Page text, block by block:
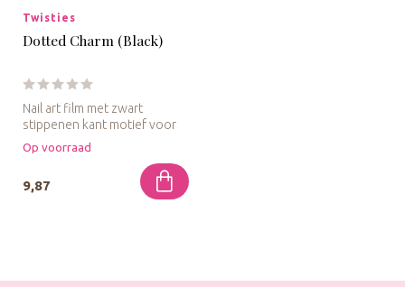
Twisties
Dotted Charm (Black)
Nail art film met zwart
stippenen kant motief voor
een elegante, speelse en
tijd...
Op voorraad
9,87